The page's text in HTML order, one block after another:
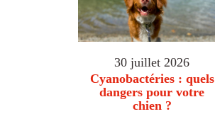
30 juillet 2026
Cyanobactéries : quels
dangers pour votre
chien ?